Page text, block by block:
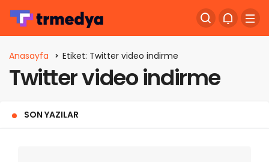
Anasayfa Etiket: Twitter video indirme
Twitter video indirme
SON YAZILAR